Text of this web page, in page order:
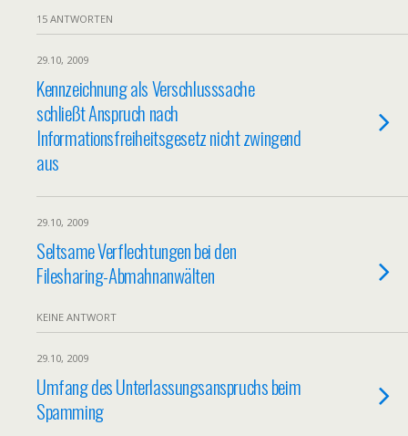
15 ANTWORTEN
29.10, 2009
Kennzeichnung als Verschlusssache
schließt Anspruch nach
Informationsfreiheitsgesetz nicht zwingend
aus
29.10, 2009
Seltsame Verflechtungen bei den
Filesharing-Abmahnanwälten
KEINE ANTWORT
29.10, 2009
Umfang des Unterlassungsanspruchs beim
Spamming